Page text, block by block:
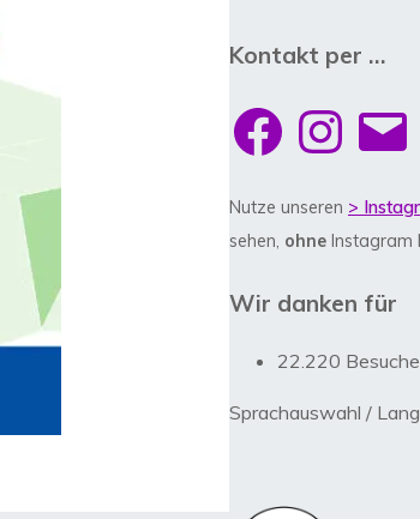
Kontakt per …
FacebookInstagram
E-
Mail
Nutze unseren >
sehen, ohne Instagram
Wir danken für
22.220
Sprachauswahl /